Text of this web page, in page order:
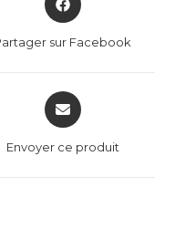
sur Facebook
Envoyer ce produit